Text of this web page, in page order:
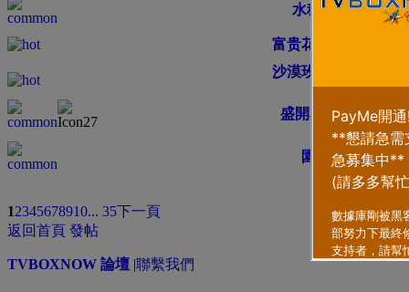
水種萬年青
富贵花~沙漠玫瑰~天
沙漠玫瑰...天宝花
└ Desert rose
盛開花朵 Blooming
園藝工程、花卉
類型 排序方式
12345678910... 35下一頁
返回首頁 發帖
TVBOXNOW 論壇 |聯繫我們